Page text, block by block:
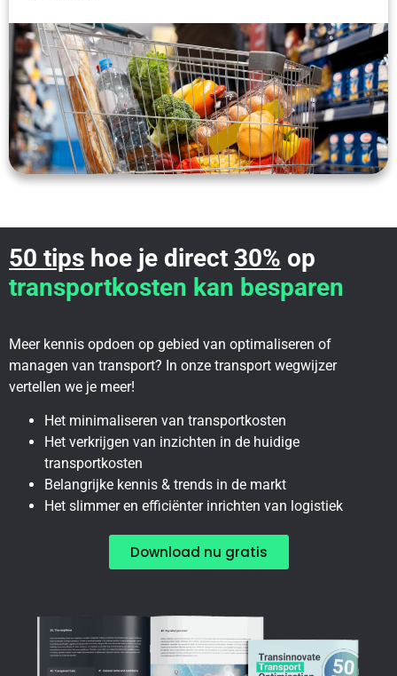
50 tips hoe je direct 30% op
transportkosten kan besparen
Meer kennis opdoen op gebied van optimaliseren of
managen van transport? In onze transport wegwijzer
vertellen we je meer!
Het minimaliseren van transportkosten
Het verkrijgen van inzichten in de huidige
transportkosten
Belangrijke kennis & trends in de markt
Het slimmer en efficiënter inrichten van logistiek
Download nu gratis